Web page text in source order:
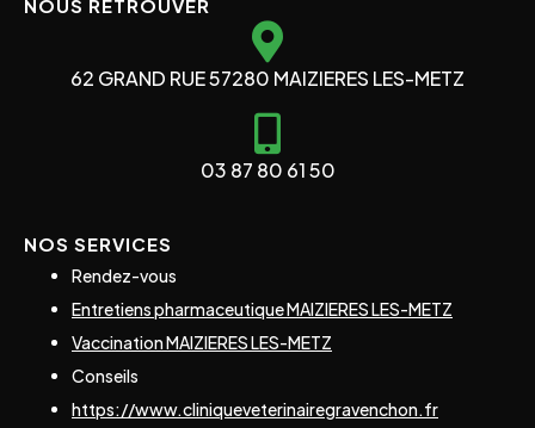
NOUS RETROUVER
62 GRAND RUE 57280 MAIZIERES LES-METZ
03 87 80 61 50
NOS SERVICES
Rendez-vous
Entretiens pharmaceutique MAIZIERES LES-METZ
Vaccination MAIZIERES LES-METZ
Conseils
https://www.cliniqueveterinairegravenchon.fr